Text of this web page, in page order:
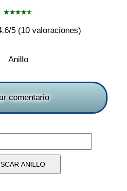
/5 (10 valoraciones)
Anillo
comentario